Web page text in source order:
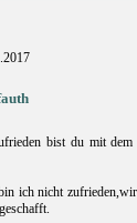
bist du mit dem
ich nicht